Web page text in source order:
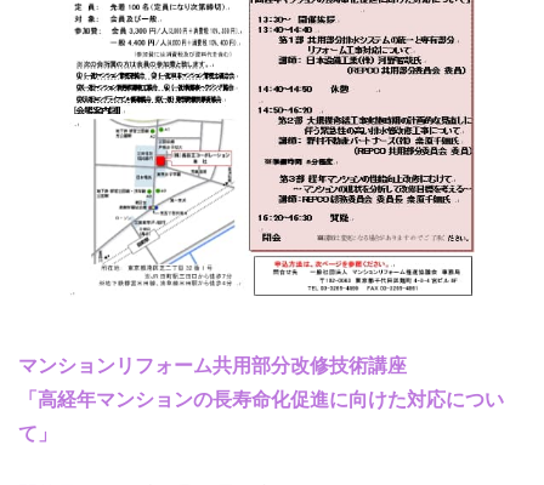
ベ
ト
マンションリフォーム共用部分改修技術講座
「高経年マンションの長寿命化促進に向けた対応につい
て」